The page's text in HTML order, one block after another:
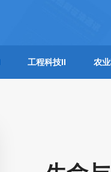
工程科技II 农